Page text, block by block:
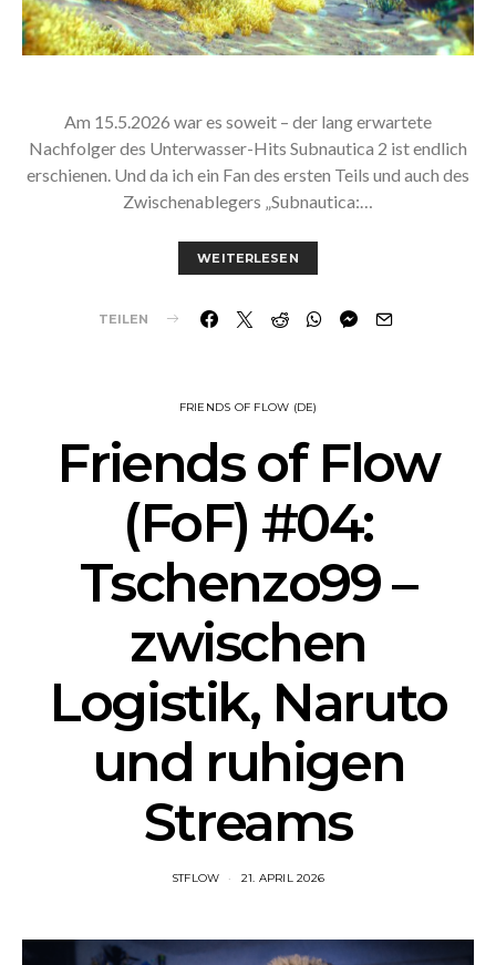
Am 15.5.2026 war es soweit – der lang erwartete
Nachfolger des Unterwasser-Hits Subnautica 2 ist endlich
erschienen. Und da ich ein Fan des ersten Teils und auch des
Zwischenablegers „Subnautica:…
WEITERLESEN
TEILEN
FRIENDS OF FLOW (DE)
Friends of Flow
(FoF) #04:
Tschenzo99 –
zwischen
Logistik, Naruto
und ruhigen
Streams
STFLOW 21. APRIL 2026